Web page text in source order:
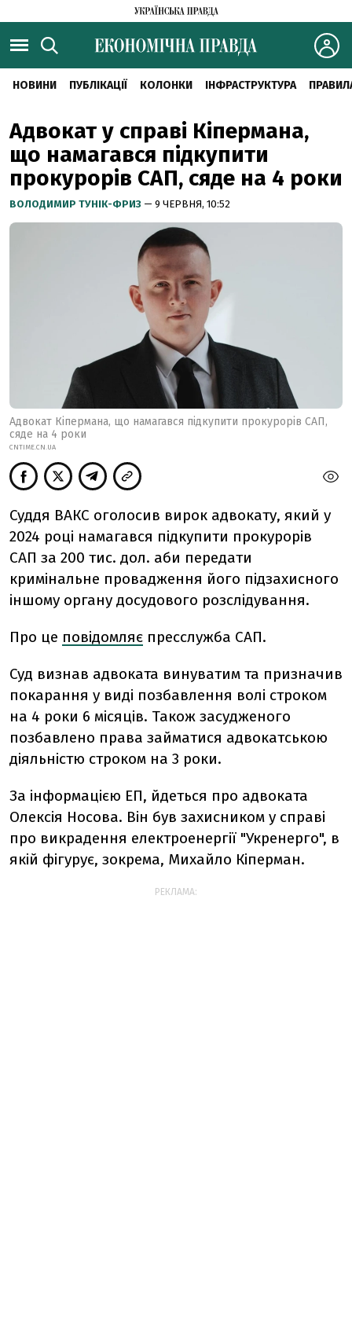
НОВИНИ ПУБЛІКАЦІЇ КОЛОНКИ ІНФРАСТРУКТУРА
Адвокат у справі Кіпермана,
що намагався підкупити
прокурорів САП, сяде на 4 роки
ВОЛОДИМИР ТУНІК-ФРИЗ — 9 ЧЕРВНЯ, 10:52
Адвокат Кіпермана, що намагався підкупити прокурорів САП,
сяде на 4 роки
CNTIME.CN.UA
Суддя ВАКС оголосив вирок адвокату, який у
2024 році намагався підкупити прокурорів
САП за 200 тис. дол. аби передати
кримінальне провадження його підзахисного
іншому органу досудового розслідування.
Про це повідомляє пресслужба САП.
Суд визнав адвоката винуватим та призначив
покарання у виді позбавлення волі строком
на 4 роки 6 місяців. Також засудженого
позбавлено права займатися адвокатською
діяльністю строком на 3 роки.
За інформацією ЕП, йдеться про адвоката
Олексія Носова. Він був захисником у справі
про викрадення електроенергії "Укренерго", в
якій фігурує, зокрема, Михайло Кіперман.
РЕКЛАМА: